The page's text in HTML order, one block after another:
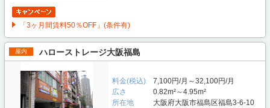
「3ヶ月間賃料50％OFF」(条件有)
屋内 ハローストレージ大阪福島
料金(税込)
7,100円/月～32,100円/月
広さ
0.82m²～4.95m²
所在地
大阪府大阪市福島区福島3-6-10